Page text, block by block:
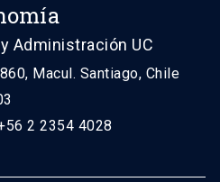
Administración UC
Macul. Santiago, Chile
2 2354 4028